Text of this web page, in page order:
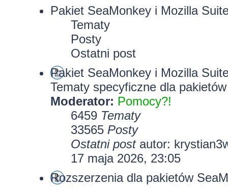
Pakiet SeaMonkey i Mozilla
Tematy
Posty
Ostatni post
Pakiet SeaMonkey i Mozilla
Tematy specyficzne dla
Moderator: Pomocy?!
6459 Tematy
33565 Posty
Ostatni postautor:
17 maja 2026, 23:05
Rozszerzenia dla pakietów